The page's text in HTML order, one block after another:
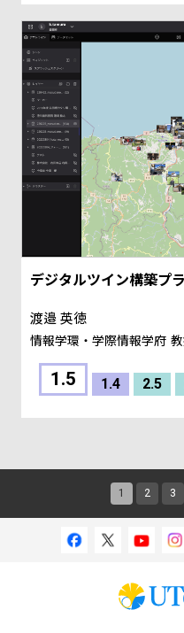
デジタルツイン構築プ
渡邉 英徳
情報学環・学際情報学府
1.5 1.4 2.5
1 2 3